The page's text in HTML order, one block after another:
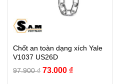
Chốt an toàn dạng xích Yale
V1037 US26D
97.900₫ Giá
73.000 ₫Giá